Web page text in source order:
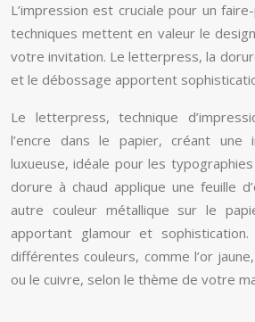
L’impression est cruciale pour un
techniques mettent en valeur le
votre invitation. Le letterpress, la
et le débossage apportent
Le letterpress, technique
l’encre dans le papier, créant une
luxueuse, idéale pour les
dorure à chaud applique une feuille
autre couleur métallique sur le
apportant glamour et
différentes couleurs, comme l’or
ou le cuivre, selon le thème de votre